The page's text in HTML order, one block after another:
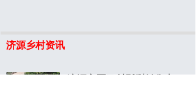
济源乡村资讯
济源市区马村酥梨销售点“开张”，家门口买正宗酥梨